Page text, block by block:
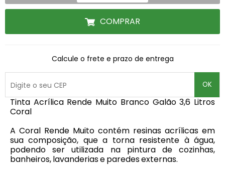
COMPRAR
Calcule o frete e prazo de entrega
OK
Tinta Acrílica Rende Muito Branco Galão 3,6 Litros
Coral
A Coral Rende Muito contém resinas acrílicas em
sua composição, que a torna resistente à água,
podendo ser utilizada na pintura de cozinhas,
banheiros, lavanderias e paredes externas.